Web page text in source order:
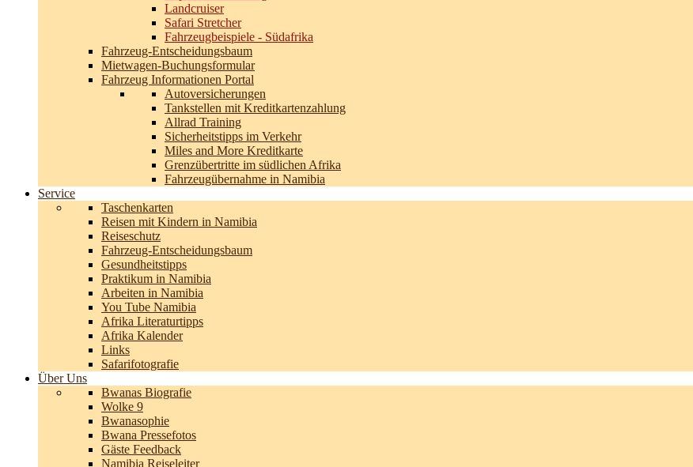
Landcruiser
Safari Stretcher
Fahrzeugbeispiele - Südafrika
Fahrzeug-Entscheidungsbaum
Mietwagen-Buchungsformular
Fahrzeug Informationen Portal
Autoversicherungen
Tankstellen mit Kreditkartenzahlung
Allrad Training
Sicherheitstipps im Verkehr
Miles and More Kreditkarte
Grenzübertritte im südlichen Afrika
Fahrzeugübernahme in Namibia
Service
Taschenkarten
Reisen mit Kindern in Namibia
Reiseschutz
Fahrzeug-Entscheidungsbaum
Gesundheitstipps
Praktikum in Namibia
Arbeiten in Namibia
You Tube Namibia
Afrika Literaturtipps
Afrika Kalender
Links
Safarifotografie
Über Uns
Bwanas Biografie
Wolke 9
Bwanasophie
Bwana Pressefotos
Gäste Feedback
Namibia Reiseleiter